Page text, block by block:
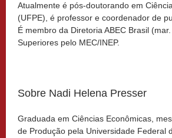
Atualmente é pós-doutorando em
(UFPE), é professor e coordenador de
É membro da Diretoria ABEC Brasil
Superiores pelo MEC/INEP.
Sobre Nadi Helena Presser
Graduada em Ciências Econômicas,
de Produção pela Universidade Federal